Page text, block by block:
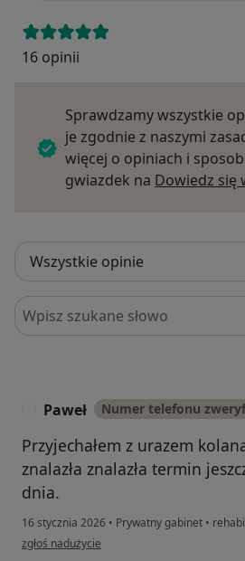
16 opinii
Sprawdzamy wszystkie
je zgodnie z naszymi
więcej o opiniach i
gwiazdek na Dowiedz się
Szukaj w opiniach
Paweł Numer telefonu
Przyjechałem z urazem
znalazła znalazła termin
dnia.
16 stycznia 2026 • Prywatny gabinet •
w opinii użytkownika Paweł
zgłoś nadużycie